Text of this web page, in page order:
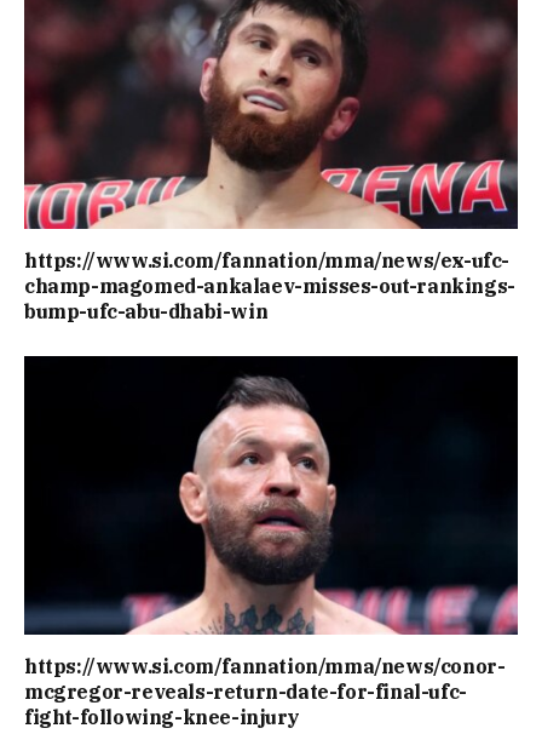
https://www.si.com/fannation/mma/news/ex-ufc-
champ-magomed-ankalaev-misses-out-rankings-
bump-ufc-abu-dhabi-win
https://www.si.com/fannation/mma/news/conor-
mcgregor-reveals-return-date-for-final-ufc-
fight-following-knee-injury